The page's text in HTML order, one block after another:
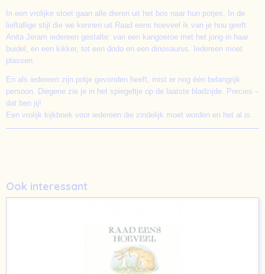
In een vrolijke stoet gaan alle dieren uit het bos naar hun potjes. In de
lieftallige stijl die we kennen uit Raad eens hoeveel ik van je hou geeft
Anita Jeram iedereen gestalte: van een kangoeroe met het jong in haar
buidel, en een kikker, tot een dodo en een dinosaurus. Iedereen moet
plassen.
En als iedereen zijn potje gevonden heeft, mist er nog één belangrijk
persoon. Diegene zie je in het spiegeltje op de laatste bladzijde. Precies –
dat ben jij!
Een vrolijk kijkboek voor iedereen die zindelijk moet worden en het al is.
Ook interessant